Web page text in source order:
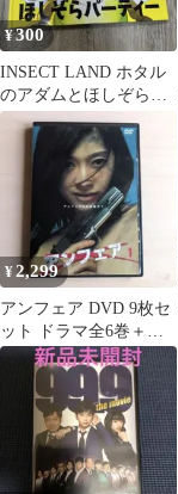
¥300
INSECT LAND ホタル
のアダムとほしぞらパ
ーティー
¥2,299
アンフェア DVD 9枚セ
ット ドラマ全6巻＋ス
ペシャル3枚